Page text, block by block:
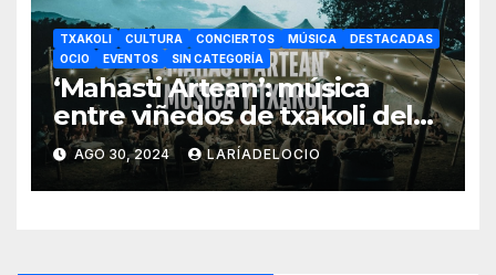
TXAKOLI CULTURA CONCIERTOS MÚSICA
DESTACADAS
OCIO
EVENTOS SIN CATEGORÍA
‘Mahasti Artean’: música
entre viñedos de txakoli del
13 al 15 septiembre en
Gorbeialdea
AGO 30, 2024 LARÍADELOCIO